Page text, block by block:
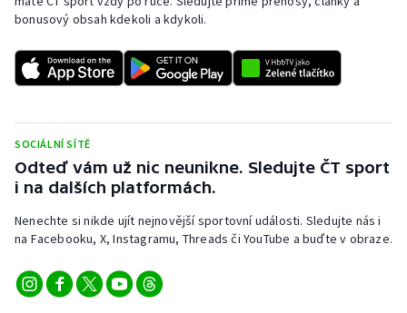
Rychlostní kanoistika
Short track
Sportovní střelba
Stolní tenis
Triatlon
Veslování
bonusový obsah kdekoli a kdykoli.
SOCIÁLNÍ SÍTĚ
Odteď vám už nic neunikne. Sledujte ČT sport
i na dalších platformách.
Nenechte si nikde ujít nejnovější sportovní události. Sledujte nás i
na Facebooku, X, Instagramu, Threads či YouTube a buďte v obraze.